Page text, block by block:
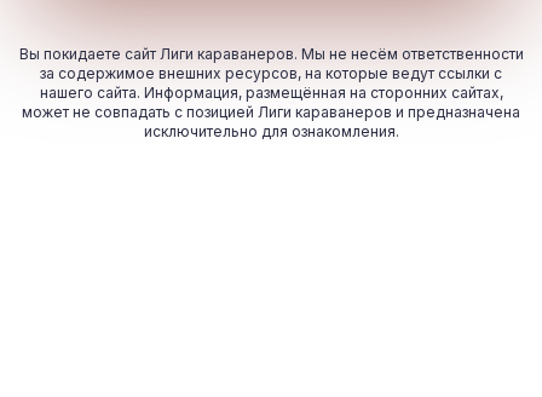
Вы покидаете сайт Лиги караванеров. Мы не несём ответственности
за содержимое внешних ресурсов, на которые ведут ссылки с
нашего сайта. Информация, размещённая на сторонних сайтах,
может не совпадать с позицией Лиги караванеров и предназначена
исключительно для ознакомления.